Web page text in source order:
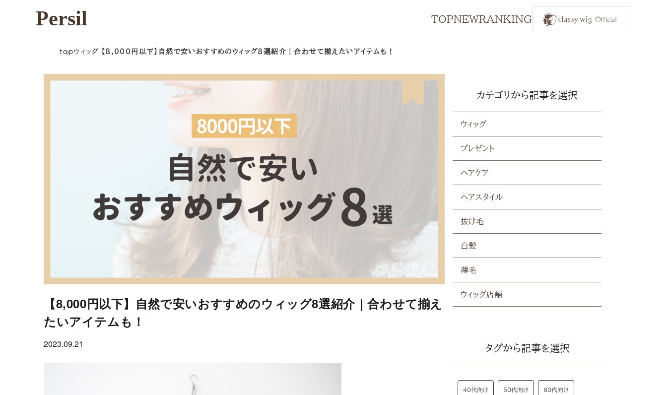
Persil TOPNEWRANKING
topウィッグ 【8,000円以下】自然で安いおすすめのウィッグ8選紹介｜合わせて揃えたいアイテムも！
【8,000円以下】自然で安いおすすめのウィッグ8選紹介｜合わせて揃え
たいアイテムも！
2023.09.21
カテゴリから記事を選択
ウィッグ
プレゼント
ヘアケア
ヘアスタイル
抜け毛
白髪
薄毛
ウィッグ店舗
タグから記事を選択
40代向け 50代向け 60代向け